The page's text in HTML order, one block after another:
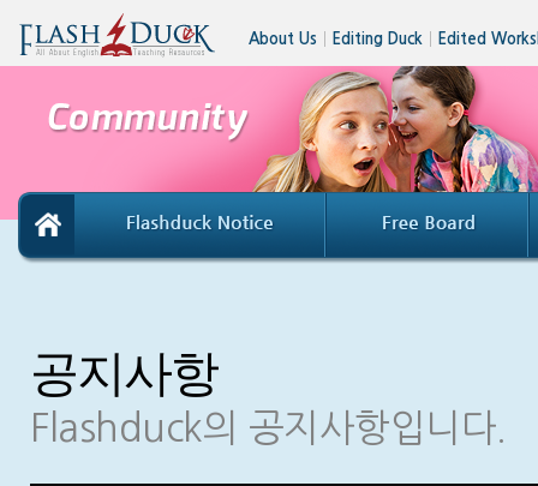
About Us Editing Duck Edited
공지사항
Flashduck의 공지사항입니다.